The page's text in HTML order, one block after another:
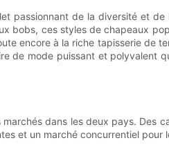
passionnant de la diversité et de
bobs, ces styles de chapeaux
encore à la riche tapisserie de
de mode puissant et polyvalent
dans les deux pays. Des
et un marché concurrentiel pour